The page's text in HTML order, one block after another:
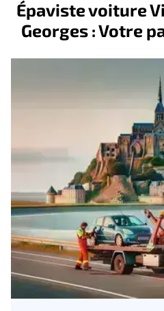
Épaviste voiture
Georges : Votre